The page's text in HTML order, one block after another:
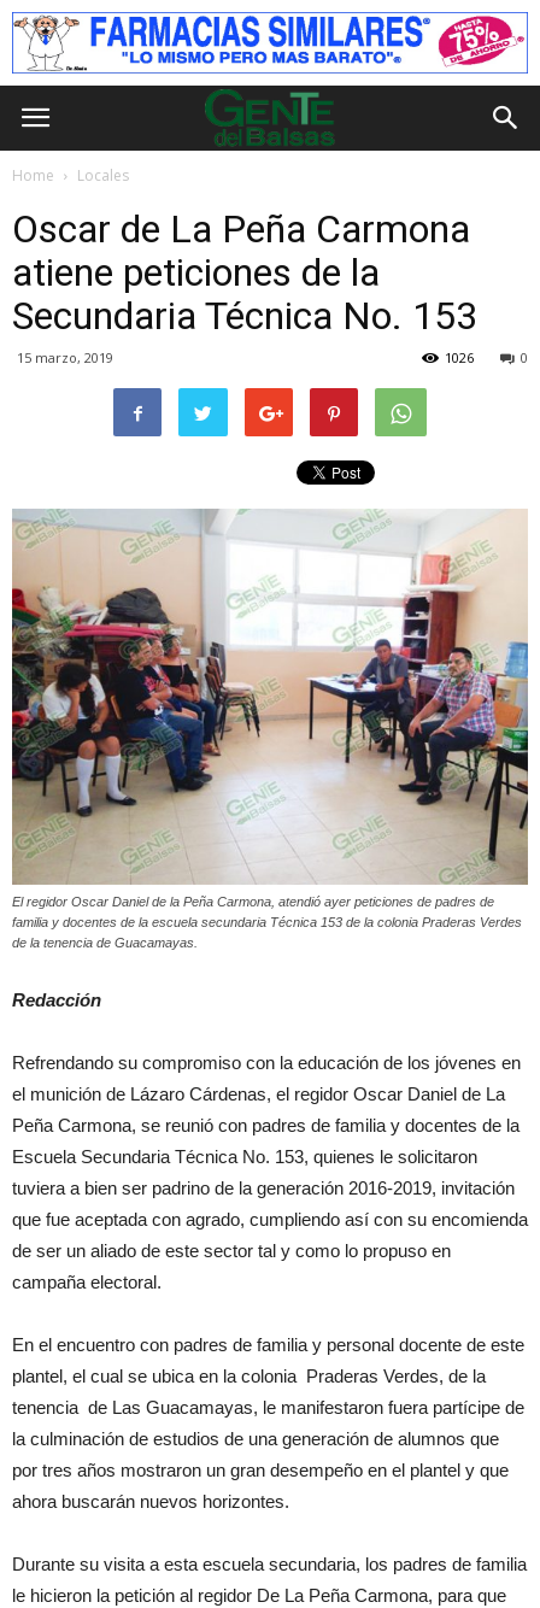
Home Locales
Oscar de La Peña Carmona
atiene peticiones de la
Secundaria Técnica No. 153
15 marzo, 2019 0
1026
El regidor Oscar Daniel de la Peña Carmona, atendió ayer peticiones de padres de
familia y docentes de la escuela secundaria Técnica 153 de la colonia Praderas Verdes
de la tenencia de Guacamayas.
Redacción
Refrendando su compromiso con la educación de los jóvenes en
el munición de Lázaro Cárdenas, el regidor Oscar Daniel de La
Peña Carmona, se reunió con padres de familia y docentes de la
Escuela Secundaria Técnica No. 153, quienes le solicitaron
tuviera a bien ser padrino de la generación 2016-2019, invitación
que fue aceptada con agrado, cumpliendo así con su encomienda
de ser un aliado de este sector tal y como lo propuso en
campaña electoral.
En el encuentro con padres de familia y personal docente de este
plantel, el cual se ubica en la colonia Praderas Verdes, de la
tenencia de Las Guacamayas, le manifestaron fuera partícipe de
la culminación de estudios de una generación de alumnos que
por tres años mostraron un gran desempeño en el plantel y que
ahora buscarán nuevos horizontes.
Durante su visita a esta escuela secundaria, los padres de familia
le hicieron la petición al regidor De La Peña Carmona, para que